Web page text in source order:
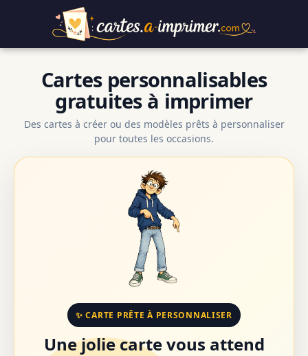
Cartes personnalisables
gratuites à imprimer
Des cartes à créer ou des modèles prêts à personnaliser
pour toutes les occasions.
✨ CARTE PRÊTE À PERSONNALISER
Une jolie carte vous attend